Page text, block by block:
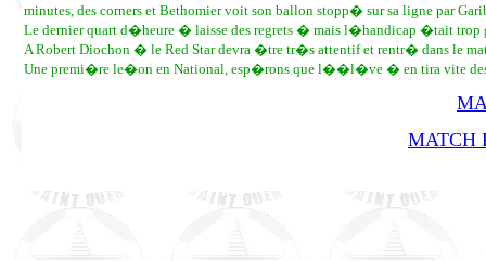
minutes, des corners et Bethomier voit son ballon stopp� sur sa ligne par
Le dernier quart d�heure � laisse des regrets � mais l�handicap �tait trop
A Robert Diochon � le Red Star devra �tre tr�s attentif et rentr� dans le
Une premi�re le�on en National, esp�rons que l��l�ve � en tira vite des
MATCH